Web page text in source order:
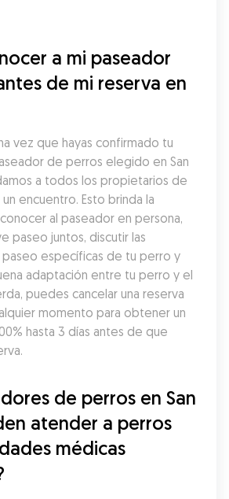
a mi paseador
de mi reserva en
vez que hayas confirmado tu
de perros elegido en San
a todos los propietarios de
encuentro. Esto brinda la
al paseador en persona,
paseo juntos, discutir las
específicas de tu perro y
adaptación entre tu perro y el
puedes cancelar una reserva
momento para obtener un
hasta 3 días antes de que
de perros en San
atender a perros
médicas